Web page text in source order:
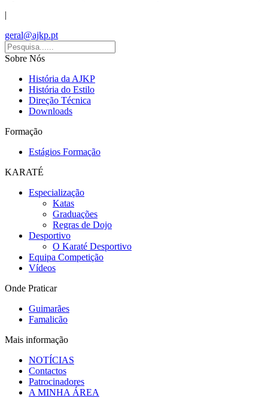
|
geral@ajkp.pt
Sobre Nós
História da AJKP
História do Estilo
Direção Técnica
Downloads
Formação
Estágios Formação
KARATÉ
Especialização
Katas
Graduações
Regras de Dojo
Desportivo
O Karaté Desportivo
Equipa Competição
Vídeos
Onde Praticar
Guimarães
Famalicão
Mais informação
NOTÍCIAS
Contactos
Patrocinadores
A MINHA ÁREA